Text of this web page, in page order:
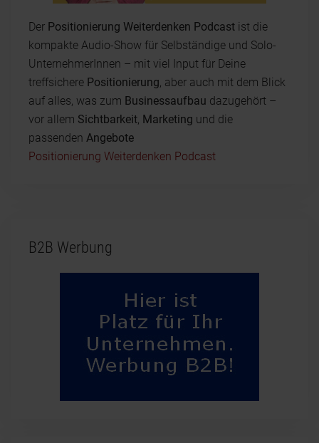
Der Positionierung Weiterdenken Podcast ist die
kompakte Audio-Show für Selbständige und Solo-
UnternehmerInnen – mit viel Input für Deine
treffsichere Positionierung , aber auch mit dem Blick
auf alles, was zum Businessaufbau dazugehört –
vor allem Sichtbarkeit Marketing und die
passenden Angebote
Positionierung Weiterdenken Podcast
B2B Werbung